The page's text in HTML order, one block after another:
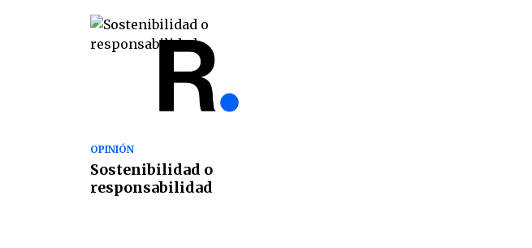
OPINIÓN
Sostenibilidad o
responsabilidad